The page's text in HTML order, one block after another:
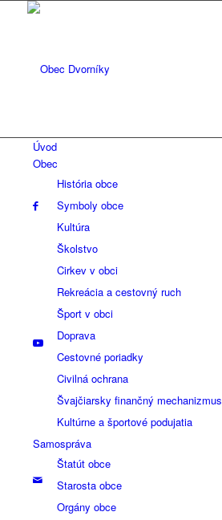
Úvod
Obec
História obce
Symboly obce
Kultúra
Školstvo
Cirkev v obci
Rekreácia a cestovný ruch
Šport v obci
Doprava
Cestovné poriadky
Civilná ochrana
Švajčiarsky finančný mechanizmus
Kultúrne a športové podujatia
Samospráva
Štatút obce
Starosta obce
Orgány obce